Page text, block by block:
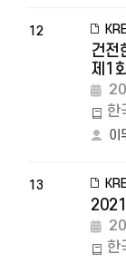
12
건전
제1
한
이
13
한